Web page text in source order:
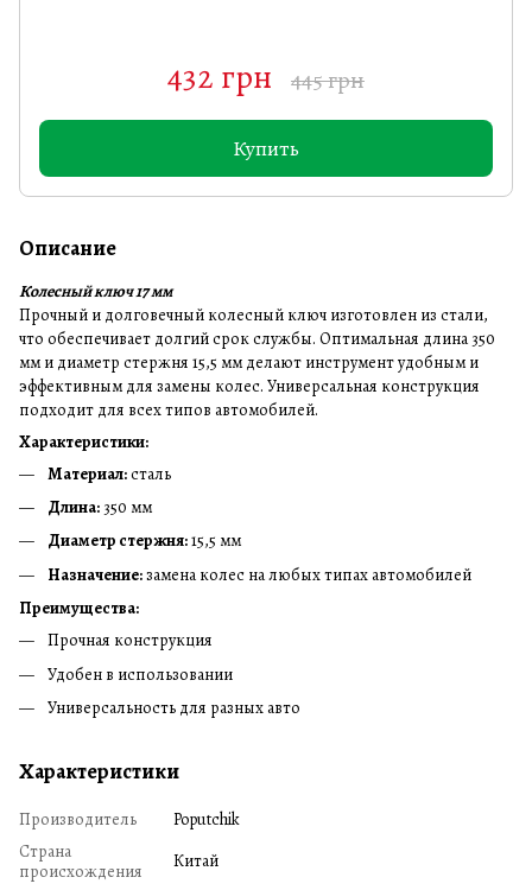
432 грн 445 грн
Купить
Описание
Колесный ключ 17 мм
Прочный и долговечный колесный ключ изготовлен из стали,
что обеспечивает долгий срок службы. Оптимальная длина 350
мм и диаметр стержня 15,5 мм делают инструмент удобным и
эффективным для замены колес. Универсальная конструкция
подходит для всех типов автомобилей.
Характеристики:
Материал:сталь
Длина: 350 мм
Диаметр стержня:15,5 мм
Назначение:замена колес на любых типах автомобилей
Преимущества:
Прочная конструкция
Удобен в использовании
Универсальность для разных авто
Характеристики
Производитель
Poputchik
Страна
происхождения
Китай